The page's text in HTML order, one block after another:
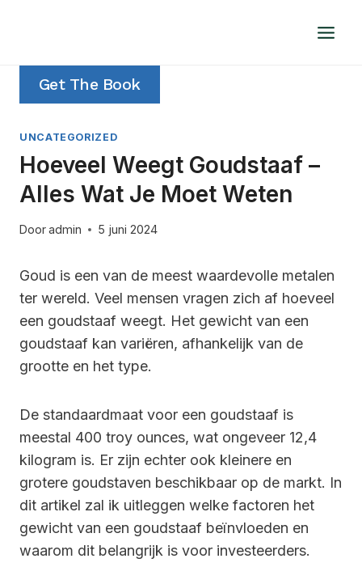
Get The Book
UNCATEGORIZED
Hoeveel Weegt Goudstaaf –
Alles Wat Je Moet Weten
Dooradmin 5 juni 2024
Goud is een van de meest waardevolle metalen
ter wereld. Veel mensen vragen zich af hoeveel
een goudstaaf weegt. Het gewicht van een
goudstaaf kan variëren, afhankelijk van de
grootte en het type.
De standaardmaat voor een goudstaaf is
meestal 400 troy ounces, wat ongeveer 12,4
kilogram is. Er zijn echter ook kleinere en
grotere goudstaven beschikbaar op de markt. In
dit artikel zal ik uitleggen welke factoren het
gewicht van een goudstaaf beïnvloeden en
waarom dit belangrijk is voor investeerders.